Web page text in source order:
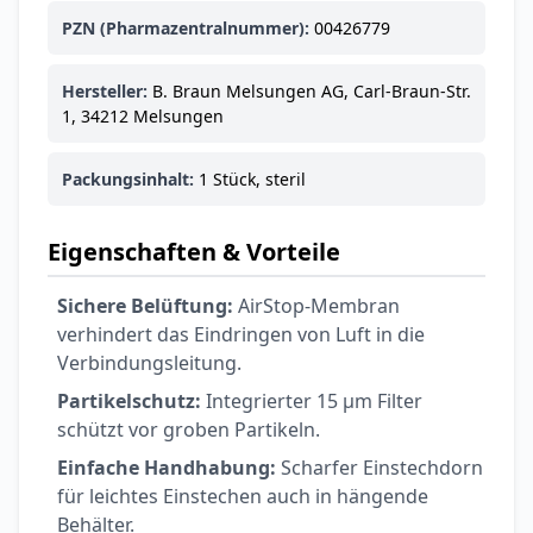
3,79 € 3,95 € -4%
Softa Swabs
Alkoholtupfer,
ARZNEIMITTEL & GESUNDHEIT
7,69 € 8,09 € -5%
Hametum
Hämorrhoidensalbe:
Bei Hämorrhoiden
& Juckreiz
12,04 € 12,95 €
PZN (Pharmazentralnummer): 00426779
Hersteller: B. Braun Melsungen AG, Carl-Braun-Str.
1, 34212 Melsungen
Packungsinhalt: 1 Stück, steril
Eigenschaften & Vorteile
Sichere Belüftung: AirStop-Membran
verhindert das Eindringen von Luft in die
Verbindungsleitung.
Partikelschutz: Integrierter 15 µm Filter
schützt vor groben Partikeln.
Einfache Handhabung: Scharfer Einstechdorn
für leichtes Einstechen auch in hängende
Behälter.